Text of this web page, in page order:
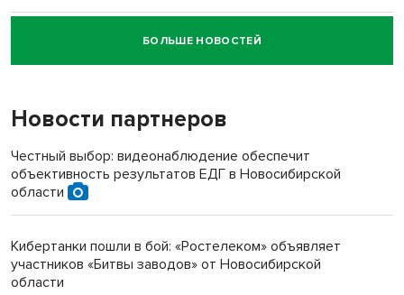
Новосибирский суд наказал водителя за смерть
пенсионерки на вокзале
«Мы живём на пастбище!»: в новосибирском селе лошади
терроризируют жителей
Инвалид получил условный срок за избиение врачей
протезом под Новосибирском
Новосибирский преподаватель с женой вошли в топ-16
многодетных в России
БОЛЬШЕ НОВОСТЕЙ
Новости партнеров
Честный выбор: видеонаблюдение обеспечит
объективность результатов ЕДГ в Новосибирской
области
Кибертанки пошли в бой: «Ростелеком» объявляет
участников «Битвы заводов» от Новосибирской
области